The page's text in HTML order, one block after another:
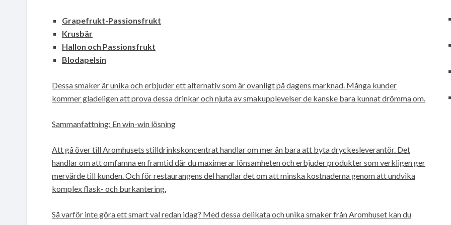
Grapefrukt-Passionsfrukt
Krusbär
Hallon och Passionsfrukt
Blodapelsin
Dessa smaker är unika och erbjuder ett alternativ som är ovanligt på dagens marknad. Många kunder
kommer gladeligen att prova dessa drinkar och njuta av smakupplevelser de kanske bara kunnat drömma om.
Sammanfattning: En win-win lösning
Att gå över till Aromhusets stilldrinkskoncentrat handlar om mer än bara att byta dryckesleverantör. Det
handlar om att omfamna en framtid där du maximerar lönsamheten och erbjuder produkter som verkligen ger
mervärde till kunden. Och för restaurangens del handlar det om att minska kostnaderna genom att undvika
komplex flask- och burkantering.
Så varför inte göra ett smart val redan idag? Med dessa delikata och unika smaker från Aromhuset kan du